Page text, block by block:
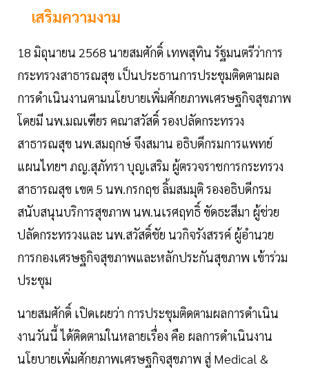
เสริมความงาม
18 มิถุนายน 2568 นายสมศักดิ์ เทพสุทิน รัฐมนตรีว่าการ
กระทรวงสาธารณสุข เป็นประธานการประชุมติดตามผล
การดำเนินงานตามนโยบายเพิ่มศักยภาพเศรษฐกิจสุขภาพ
โดยมี นพ.มณเฑียร คณาสวัสดิ์ รองปลัดกระทรวง
สาธารณสุข นพ.สมฤกษ์ จึงสมาน อธิบดีกรมการแพทย์
แผนไทยฯ ภญ.สุภัทรา บุญเสริม ผู้ตรวจราชการกระทรวง
สาธารณสุข เขต 5 นพ.กรกฤช ลิ้มสมมุติ รองอธิบดีกรม
สนับสนุนบริการสุขภาพ นพ.นเรศฤทธิ์ ขัดธะสีมา ผู้ช่วย
ปลัดกระทรวงและ นพ.สวัสดิ์ชัย นวกิจรังสรรค์ ผู้อำนวย
การกองเศรษฐกิจสุขภาพและหลักประกันสุขภาพ เข้าร่วม
ประชุม
นายสมศักดิ์ เปิดเผยว่า การประชุมติดตามผลการดำเนิน
งานวันนี้ ได้ติดตามในหลายเรื่อง คือ ผลการดำเนินงาน
นโยบายเพิ่มศักยภาพเศรษฐกิจสุขภาพ สู่ Medical &